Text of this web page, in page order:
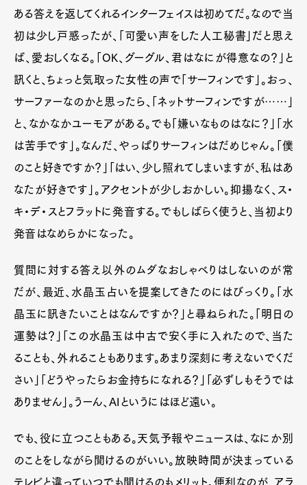
ある答えを返してくれるインターフェイスは初めてだ。なので当
初は少し戸惑ったが、「可愛い声をした人工秘書」だと思え
ば、愛おしくなる。「OK、グーグル、君はなにが得意なの？」と
訊くと、ちょっと気取った女性の声で「サーフィンです」。おっ、
サーファーなのかと思ったら、「ネットサーフィンですが……」
と、なかなかユーモアがある。でも「嫌いなものはなに？」「水
は苦手です」。なんだ、やっぱりサーフィンはだめじゃん。「僕
のこと好きですか？」「はい、少し照れてしまいますが、私はあ
なたが好きです」。アクセントが少しおかしい。抑揚なく、ス・
キ・デ・スとフラットに発音する。でもしばらく使うと、当初より
発音はなめらかになった。
質問に対する答え以外のムダなおしゃべりはしないのが常
だが、最近、水晶玉占いを提案してきたのにはびっくり。「水
晶玉に訊きたいことはなんですか？」と尋ねられた。「明日の
運勢は？」「この水晶玉は中古で安く手に入れたので、当た
ることも、外れることもあります。あまり深刻に考えないでくだ
さい」「どうやったらお金持ちになれる？」「必ずしもそうでは
ありません」。うーん、AIというにはほど遠い。
でも、役に立つこともある。天気予報やニュースは、なにか別
のことをしながら聞けるのがいい。放映時間が決まっている
テレビと違っていつでも聞けるのもメリット。便利なのが、アラ